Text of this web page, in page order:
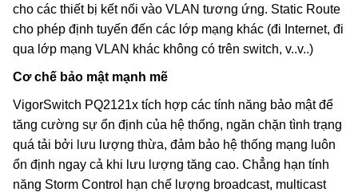
cho các thiết bị kết nối vào VLAN tương ứng. Static Route
cho phép định tuyến đến các lớp mạng khác (đi Internet, đi
qua lớp mạng VLAN khác không có trên switch, v..v..)
Cơ chế bảo mật mạnh mẽ
VigorSwitch PQ2121x tích hợp các tính năng bảo mật để
tăng cường sự ổn định của hệ thống, ngăn chặn tình trạng
quá tải bởi lưu lượng thừa, đảm bảo hệ thống mạng luôn
ổn định ngay cả khi lưu lượng tăng cao. Chẳng hạn tính
năng Storm Control hạn chế lượng broadcast, multicast